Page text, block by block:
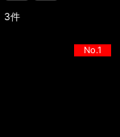
3件
No.1